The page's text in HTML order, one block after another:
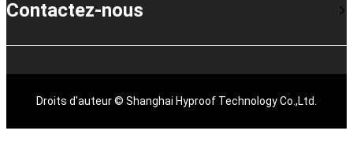
Contactez-nous
Droits d'auteur © Shanghai Hyproof Technology Co.,Ltd.